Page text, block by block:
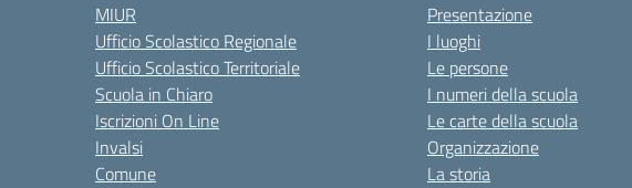
MIUR
Ufficio Scolastico Regionale
Ufficio Scolastico Territoriale
Scuola in Chiaro
Iscrizioni On Line
Invalsi
Comune
Presentazione
I luoghi
Le persone
I numeri della scuola
Le carte della scuola
Organizzazione
La storia